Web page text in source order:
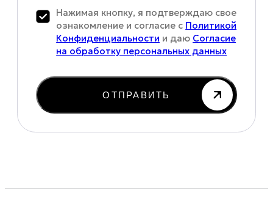
Нажимая кнопку, я подтверждаю свое
ознакомление и согласие с Политикой
Конфиденциальности и даю Согласие
на обработку персональных данных
ОТПРАВИТЬ